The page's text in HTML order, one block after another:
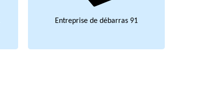
Entreprise de débarras 91